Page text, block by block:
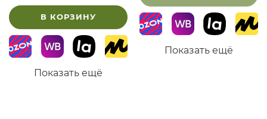
В КОРЗИНУ
Показать ещё
Показать ещё